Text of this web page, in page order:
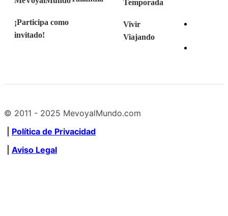
¡Participa como
invitado!
Temporada
Vivir
Viajando
© 2011 - 2025 MevoyalMundo.com
Política de Privacidad
Aviso Legal